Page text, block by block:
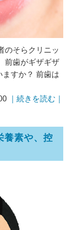
のそらクリニッ
前歯がギザギザ
ますか？ 前歯は
｜続きを読む｜
養素や、控